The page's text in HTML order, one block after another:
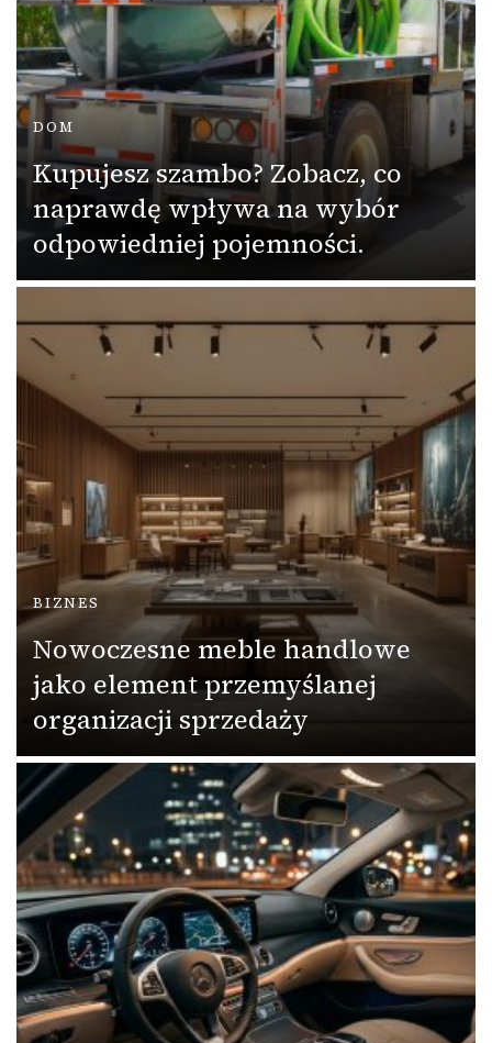
DOM
Kupujesz szambo? Zobacz, co
naprawdę wpływa na wybór
odpowiedniej pojemności.
BIZNES
Nowoczesne meble handlowe
jako element przemyślanej
organizacji sprzedaży